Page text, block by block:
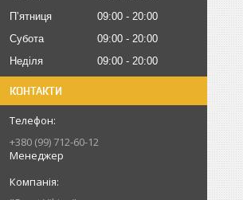
Пʼятниця
09:00
20:00
Субота
09:00
20:00
Неділя
09:00 20:00
КОНТАКТИ
+380 (99) 712-60-12
Менеджер